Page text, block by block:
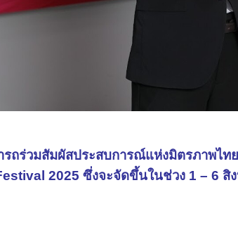
ถร่วมสัมผัสประสบการณ์แห่งมิตรภาพไ
2025 ซึ่งจะจัดขึ้นในช่วง 1 – 6